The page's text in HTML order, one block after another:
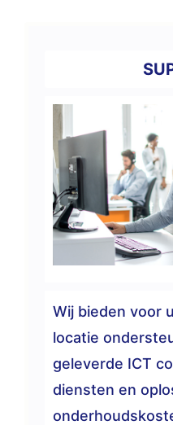
Wij bieden voor
locatie
geleverde ICT
diensten en